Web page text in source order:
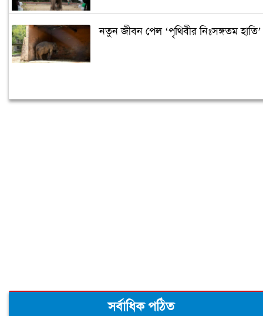
নতুন জীবন পেল ‘পৃথিবীর নিঃসঙ্গতম হাতি’
সর্বাধিক পঠিত